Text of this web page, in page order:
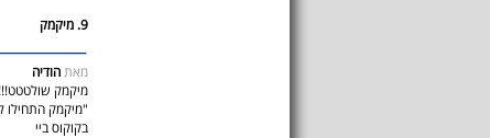
9. מיקמק
מאתהודיה
מיקמק
בקוקוס ביי